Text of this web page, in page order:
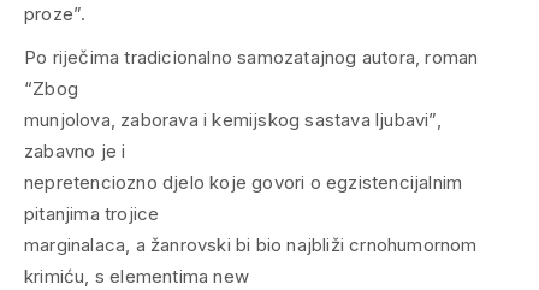
proze”.
Po riječima tradicionalno samozatajnog autora, roman
“Zbog
munjolova, zaborava i kemijskog sastava ljubavi”,
zabavno je i
nepretenciozno djelo koje govori o egzistencijalnim
pitanjima trojice
marginalaca, a žanrovski bi bio najbliži crnohumornom
krimiću, s elementima new